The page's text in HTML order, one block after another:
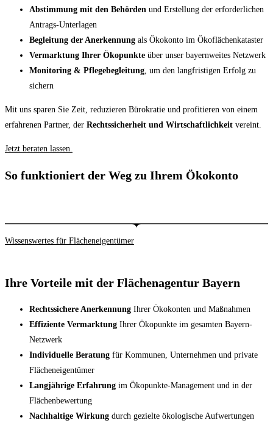
Abstimmung mit den Behörden und Erstellung der erforderlichen
Antrags-Unterlagen
Begleitung der Anerkennung als Ökokonto im Ökoflächenkataster
Vermarktung Ihrer Ökopunkte über unser bayernweites Netzwerk
Monitoring & Pflegebegleitung, um den langfristigen Erfolg zu
sichern
Mit uns sparen Sie Zeit, reduzieren Bürokratie und profitieren von einem
erfahrenen Partner, der Rechtssicherheit und Wirtschaftlichkeit vereint.
Jetzt beraten lassen.
So funktioniert der Weg zu Ihrem Ökokonto
Wissenswertes für Flächeneigentümer
Ihre Vorteile mit der Flächenagentur Bayern
Rechtssichere Anerkennung Ihrer Ökokonten und Maßnahmen
Effiziente Vermarktung Ihrer Ökopunkte im gesamten Bayern-
Netzwerk
Individuelle Beratung für Kommunen, Unternehmen und private
Flächeneigentümer
Langjährige Erfahrung im Ökopunkte-Management und in der
Flächenbewertung
Nachhaltige Wirkung durch gezielte ökologische Aufwertungen